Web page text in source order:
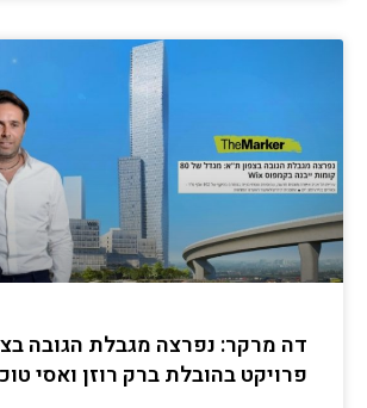
דה מרקר: נפרצה מגבלת הגובה
פרויקט בהובלת ברק רוזן ואסי